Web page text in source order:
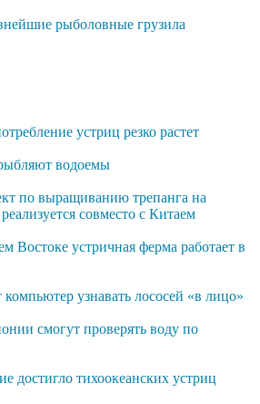
рыболовные грузила
устриц резко растет
водоемы
по выращиванию трепанга на
совместо с Китаем
Востоке устричная ферма работает в
узнавать лососей «в лицо»
смогут проверять воду по
достигло тихоокеанских устриц